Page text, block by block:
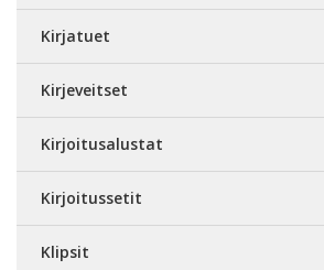
Kirjatuet
Kirjeveitset
Kirjoitusalustat
Kirjoitussetit
Klipsit